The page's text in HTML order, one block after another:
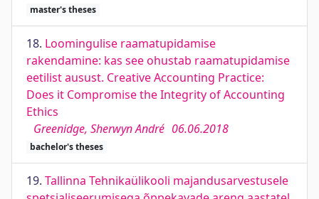
master's theses
18. Loomingulise raamatupidamise
rakendamine: kas see ohustab raamatupidamise
eetilist ausust. Creative Accounting Practice:
Does it Compromise the Integrity of Accounting
Ethics
Greenidge, Sherwyn André 06.06.2018
bachelor's theses
19. Tallinna Tehnikaülikooli majandusarvestusele